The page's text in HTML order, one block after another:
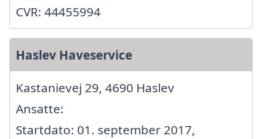
CVR: 44455994
Haslev Haveservice
Kastanievej 29, 4690 Haslev
Ansatte:
Startdato: 01. september 2017,